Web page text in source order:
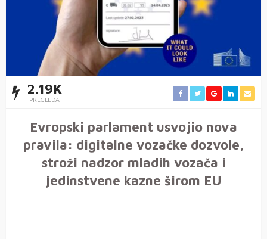
2.19K
PREGLEDA
Evropski parlament usvojio nova
pravila: digitalne vozačke dozvole,
stroži nadzor mladih vozača i
jedinstvene kazne širom EU